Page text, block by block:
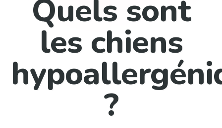
Quels sont
les chiens
?